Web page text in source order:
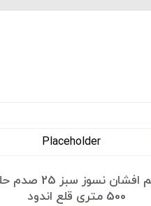
سیم افشان نسوز سبز
500 متری قلع اندود